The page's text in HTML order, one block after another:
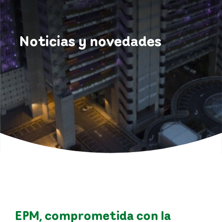
Noticias y novedades
EPM, comprometida con la